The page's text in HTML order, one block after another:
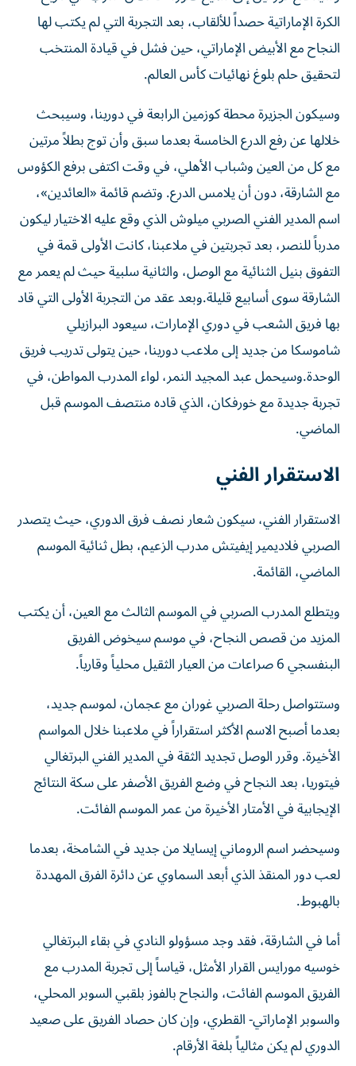
الكرة الإماراتية حصداً للألقاب، بعد التجربة التي لم يكتب لها
النجاح مع الأبيض الإماراتي، حين فشل في قيادة المنتخب
لتحقيق حلم بلوغ نهائيات كأس العالم.
وسيكون الجزيرة محطة كوزمين الرابعة في دورينا، وسيبحث
خلالها عن رفع الدرع الخامسة بعدما سبق وأن توج بطلاً مرتين
مع كل من العين وشباب الأهلي، في وقت اكتفى برفع الكؤوس
مع الشارقة، دون أن يلامس الدرع. وتضم قائمة «العائدين»،
اسم المدير الفني الصربي ميلوش الذي وقع عليه الاختيار ليكون
مدرباً للنصر، بعد تجربتين في ملاعبنا، كانت الأولى قمة في
التفوق بنيل الثنائية مع الوصل، والثانية سلبية حيث لم يعمر مع
الشارقة سوى أسابيع قليلة.وبعد عقد من التجربة الأولى التي قاد
بها فريق الشعب في دوري الإمارات، سيعود البرازيلي
شاموسكا من جديد إلى ملاعب دورينا، حين يتولى تدريب فريق
الوحدة.وسيحمل عبد المجيد النمر، لواء المدرب المواطن، في
تجربة جديدة مع خورفكان، الذي قاده منتصف الموسم قبل
الماضي.
الاستقرار الفني
الاستقرار الفني، سيكون شعار نصف فرق الدوري، حيث يتصدر
الصربي فلاديمير إيفيتش مدرب الزعيم، بطل ثنائية الموسم
الماضي، القائمة.
ويتطلع المدرب الصربي في الموسم الثالث مع العين، أن يكتب
المزيد من قصص النجاح، في موسم سيخوض الفريق
البنفسجي 6 صراعات من العيار الثقيل محلياً وقارياً.
وستتواصل رحلة الصربي غوران مع عجمان، لموسم جديد،
بعدما أصبح الاسم الأكثر استقراراً في ملاعبنا خلال المواسم
الأخيرة. وقرر الوصل تجديد الثقة في المدير الفني البرتغالي
فيتوريا، بعد النجاح في وضع الفريق الأصفر على سكة النتائج
الإيجابية في الأمتار الأخيرة من عمر الموسم الفائت.
وسيحضر اسم الروماني إيسايلا من جديد في الشامخة، بعدما
لعب دور المنقذ الذي أبعد السماوي عن دائرة الفرق المهددة
بالهبوط.
أما في الشارقة، فقد وجد مسؤولو النادي في بقاء البرتغالي
خوسيه مورايس القرار الأمثل، قياساً إلى تجربة المدرب مع
الفريق الموسم الفائت، والنجاح بالفوز بلقبي السوبر المحلي،
والسوبر الإماراتي- القطري، وإن كان حصاد الفريق على صعيد
الدوري لم يكن مثالياً بلغة الأرقام.